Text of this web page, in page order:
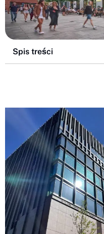
Spis treści